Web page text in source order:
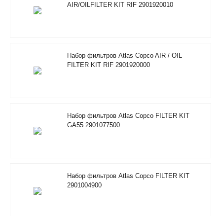
AIR/OILFILTER KIT RIF 2901920010
Набор фильтров Atlas Copco AIR / OIL
FILTER KIT RIF 2901920000
Набор фильтров Atlas Copco FILTER KIT
GA55 2901077500
Набор фильтров Atlas Copco FILTER KIT
2901004900